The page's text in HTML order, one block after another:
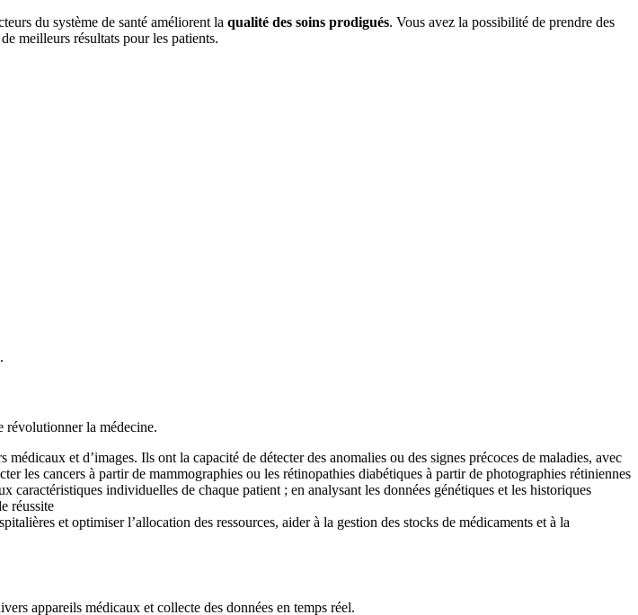
du système de santé améliorent la qualité des soins prodigués. Vous avez la possibilité de prendre des
meilleurs résultats pour les patients.
révolutionner la médecine.
et d’images. Ils ont la capacité de détecter des anomalies ou des signes précoces de maladies, avec
les cancers à partir de mammographies ou les rétinopathies diabétiques à partir de photographies rétiniennes
caractéristiques individuelles de chaque patient ; en analysant les données génétiques et les historiques
réussite
et optimiser l’allocation des ressources, aider à la gestion des stocks de médicaments et à la
appareils médicaux et collecte des données en temps réel.